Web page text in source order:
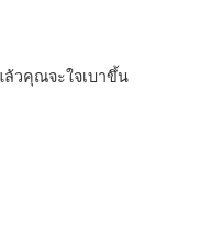
วคุณจะใจเบาขึ้น